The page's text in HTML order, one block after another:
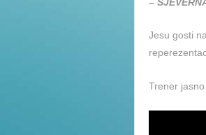
Jesu gosti
Trener